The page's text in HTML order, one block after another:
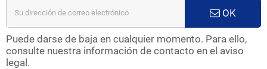
OK
Puede darse de baja en cualquier momento. Para ello,
consulte nuestra información de contacto en el aviso
legal.